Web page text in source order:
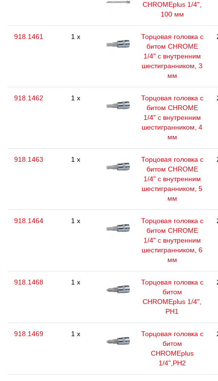
CHROMEplus 1/4",
100 мм
918.1461 1 x
Торцовая головка с
битом CHROME
1/4" с внутренним
шестигранником, 3
мм
918.1462 1 x
Торцовая головка с
битом CHROME
1/4" с внутренним
шестигранником, 4
мм
918.1463 1 x
Торцовая головка с
битом CHROME
1/4" с внутренним
шестигранником, 5
мм
918.1464 1 x
Торцовая головка с
битом CHROME
1/4" с внутренним
шестигранником, 6
мм
918.1468 1 x
Торцовая головка с
битом
CHROMEplus 1/4",
РН1
918.1469 1 x
Торцовая головка с
битом
CHROMEplus
1/4",РН2